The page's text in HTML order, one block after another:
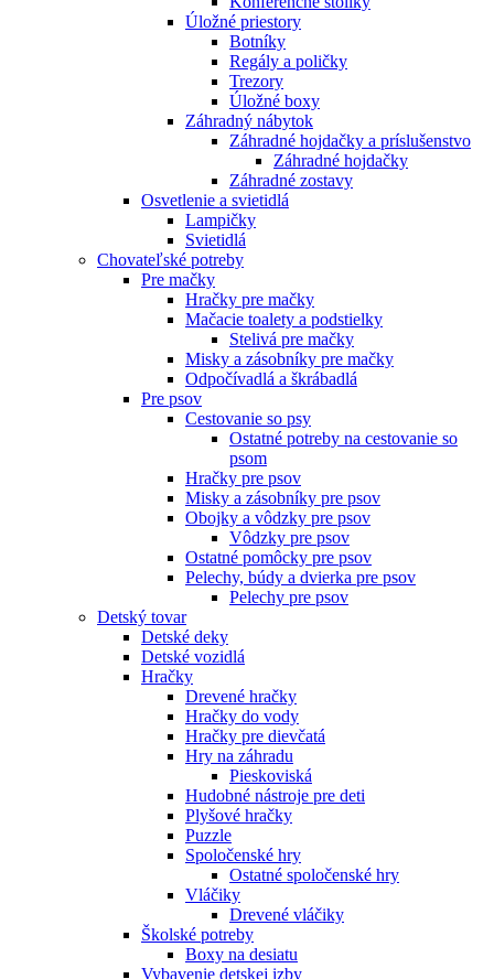
Úložné priestory
Botníky
Regály a poličky
Trezory
Úložné boxy
Záhradný nábytok
Záhradné hojdačky a príslušenstvo
Záhradné hojdačky
Záhradné zostavy
Osvetlenie a svietidlá
Lampičky
Svietidlá
Chovateľské potreby
Pre mačky
Hračky pre mačky
Mačacie toalety a podstielky
Stelivá pre mačky
Misky a zásobníky pre mačky
Odpočívadlá a škrábadlá
Pre psov
Cestovanie so psy
Ostatné potreby na cestovanie so
psom
Hračky pre psov
Misky a zásobníky pre psov
Obojky a vôdzky pre psov
Vôdzky pre psov
Ostatné pomôcky pre psov
Pelechy, búdy a dvierka pre psov
Pelechy pre psov
Detský tovar
Detské deky
Detské vozidlá
Hračky
Drevené hračky
Hračky do vody
Hračky pre dievčatá
Hry na záhradu
Pieskoviská
Hudobné nástroje pre deti
Plyšové hračky
Puzzle
Spoločenské hry
Ostatné spoločenské hry
Vláčiky
Drevené vláčiky
Školské potreby
Boxy na desiatu
Vybavenie detskej izby